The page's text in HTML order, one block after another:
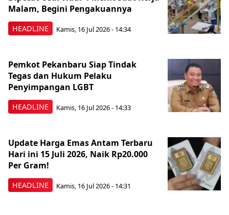
HEADLINE
Malam, Begini Pengakuannya
Kamis, 16 Jul 2026 - 14:34
HEADLINE
Pemkot Pekanbaru Siap Tindak
Tegas dan Hukum Pelaku
Penyimpangan LGBT
Kamis, 16 Jul 2026 - 14:33
HEADLINE
Update Harga Emas Antam Terbaru
Hari ini 15 Juli 2026, Naik Rp20.000
Per Gram!
Kamis, 16 Jul 2026 - 14:31